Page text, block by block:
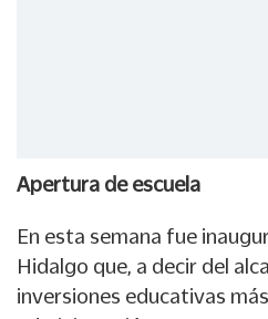
Apertura de escuela
En esta semana fue
Hidalgo que, a decir del
inversiones educativas